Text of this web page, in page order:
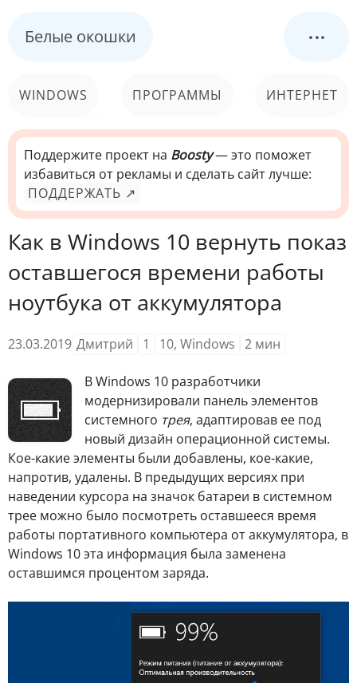
Белые окошки ...
WINDOWS ПРОГРАММЫ ИНТЕРНЕТ
КОМПЬЮТЕР
СИСТЕМА
Поддержите проект на Boosty— это поможет
избавиться от рекламы и сделать сайт лучше:
ПОДДЕРЖАТЬ ↗
Как в Windows 10 вернуть показ
оставшегося времени работы
ноутбука от аккумулятора
23.03.2019 Дмитрий 1 10, Windows 2 мин
В Windows 10 разработчики
модернизировали панель элементов
системного трея, адаптировав ее под
новый дизайн операционной системы.
Кое-какие элементы были добавлены, кое-какие,
напротив, удалены. В предыдущих версиях при
наведении курсора на значок батареи в системном
трее можно было посмотреть оставшееся время
работы портативного компьютера от аккумулятора, в
Windows 10 эта информация была заменена
оставшимся процентом заряда.